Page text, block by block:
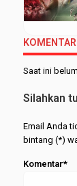
Saat ini
Silahkan
Email Anda
bintang (*)
Komentar*